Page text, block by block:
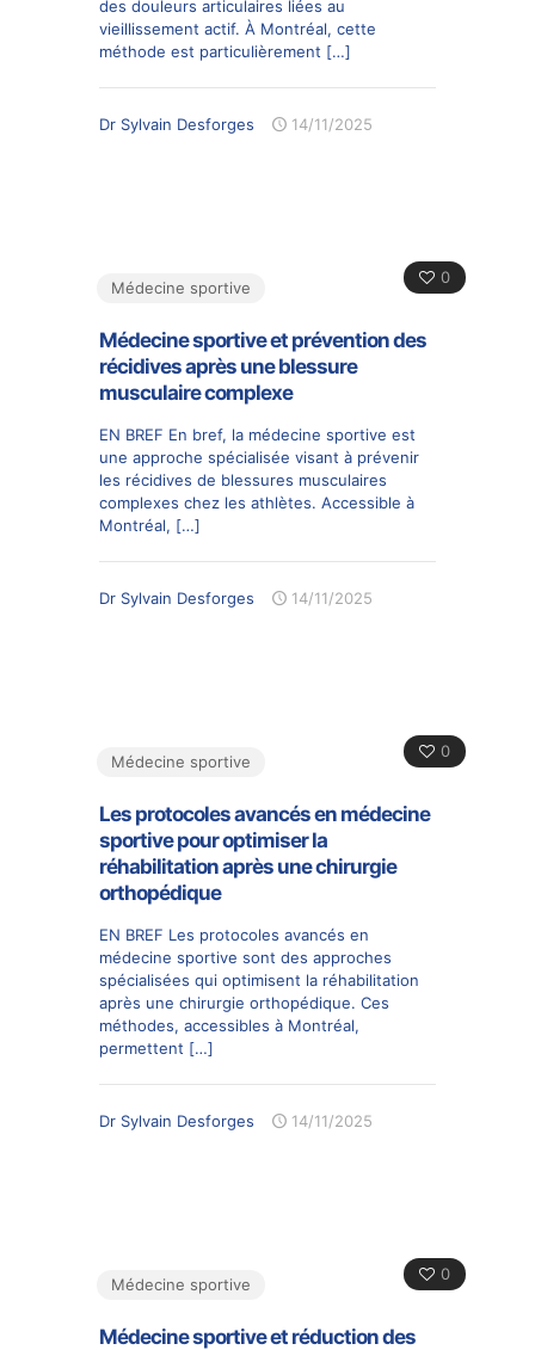
des douleurs articulaires liées au
vieillissement actif. À Montréal, cette
méthode est particulièrement […]
Dr Sylvain Desforges 14/11/2025
0
Médecine sportive
Médecine sportive et prévention des
récidives après une blessure
musculaire complexe
EN BREF En bref, la médecine sportive est
une approche spécialisée visant à prévenir
les récidives de blessures musculaires
complexes chez les athlètes. Accessible à
Montréal, […]
Dr Sylvain Desforges 14/11/2025
0
Médecine sportive
Les protocoles avancés en médecine
sportive pour optimiser la
réhabilitation après une chirurgie
orthopédique
EN BREF Les protocoles avancés en
médecine sportive sont des approches
spécialisées qui optimisent la réhabilitation
après une chirurgie orthopédique. Ces
méthodes, accessibles à Montréal,
permettent […]
Dr Sylvain Desforges 14/11/2025
0
Médecine sportive
Médecine sportive et réduction des